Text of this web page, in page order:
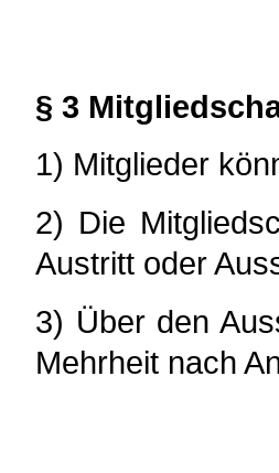
§ 3
1) Mitglieder
2) Die
Austritt oder
3) Über den
Mehrheit nach